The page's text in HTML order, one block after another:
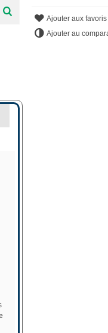
Ajouter aux favoris
Ajouter au